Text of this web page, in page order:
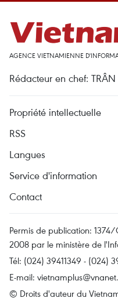
AGENCE VIETNAMIENNE
Rédacteur en chef:
Propriété intellectuelle
RSS
Langues
Service d'information
Contact
Permis de publication: 1374/
2008 par le ministère de
Tél: (024) 39411349 - (024)
E-mail:
© Droits d'auteur du